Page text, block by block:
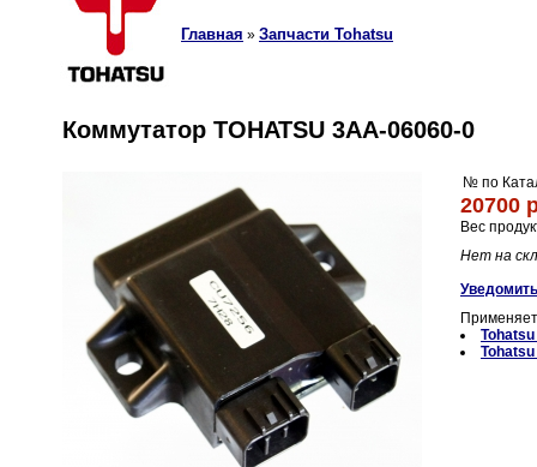
Главная » Запчасти Tohatsu
Коммутатор TOHATSU 3AA-06060-0
№ по
20700
Вес
Нет на